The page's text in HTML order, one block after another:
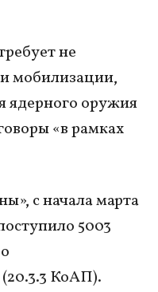
не
мобилизации,
ядерного оружия
«в рамках
с начала марта
5003
КоАП).